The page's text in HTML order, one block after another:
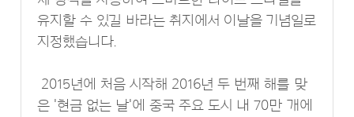
유지할 수 있길 바라는 취지에서 이날을 기념일로
지정했습니다.
2015년에 처음 시작해 2016년 두 번째 해를 맞
은 '현금 없는 날'에 중국 주요 도시 내 70만 개에